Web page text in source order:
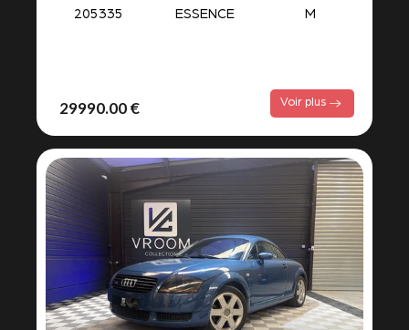
205335 ESSENCE M
29990.00 € Voir plus